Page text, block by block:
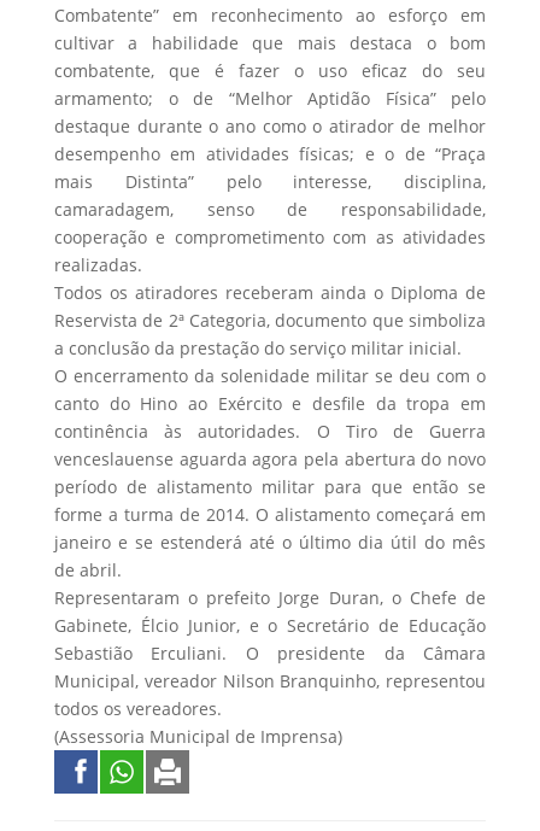
Combatente” em reconhecimento ao esforço em
cultivar a habilidade que mais destaca o bom
combatente, que é fazer o uso eficaz do seu
armamento; o de “Melhor Aptidão Física” pelo
destaque durante o ano como o atirador de melhor
desempenho em atividades físicas; e o de “Praça
mais Distinta” pelo interesse, disciplina,
camaradagem, senso de responsabilidade,
cooperação e comprometimento com as atividades
realizadas.
Todos os atiradores receberam ainda o Diploma de
Reservista de 2ª Categoria, documento que simboliza
a conclusão da prestação do serviço militar inicial.
O encerramento da solenidade militar se deu com o
canto do Hino ao Exército e desfile da tropa em
continência às autoridades. O Tiro de Guerra
venceslauense aguarda agora pela abertura do novo
período de alistamento militar para que então se
forme a turma de 2014. O alistamento começará em
janeiro e se estenderá até o último dia útil do mês
de abril.
Representaram o prefeito Jorge Duran, o Chefe de
Gabinete, Élcio Junior, e o Secretário de Educação
Sebastião Erculiani. O presidente da Câmara
Municipal, vereador Nilson Branquinho, representou
todos os vereadores.
(Assessoria Municipal de Imprensa)